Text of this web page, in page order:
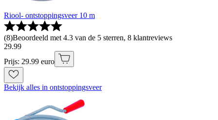
Riool- ontstoppingsveer 10 m
(8)Beoordeeld met 4.3 van de 5 sterren, 8 klantreviews
29.99
Prijs: 29.99 euro
Bekijk alles in ontstoppingsveer